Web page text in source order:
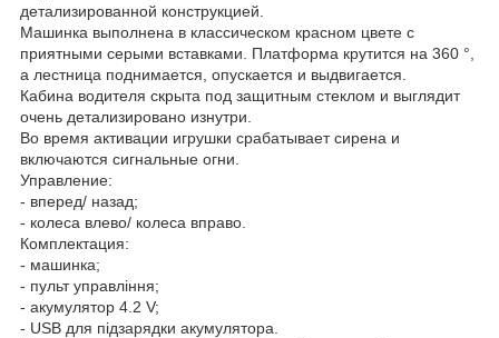
детализированной конструкцией.
Машинка выполнена в классическом красном цвете с
приятными серыми вставками. Платформа крутится на 360 °,
а лестница поднимается, опускается и выдвигается.
Кабина водителя скрыта под защитным стеклом и выглядит
очень детализировано изнутри.
Во время активации игрушки срабатывает сирена и
включаются сигнальные огни.
Управление:
- вперед/ назад;
- колеса влево/ колеса вправо.
Комплектация:
- машинка;
- пульт управління;
- акумулятор 4.2 V;
- USB для підзарядки акумулятора.